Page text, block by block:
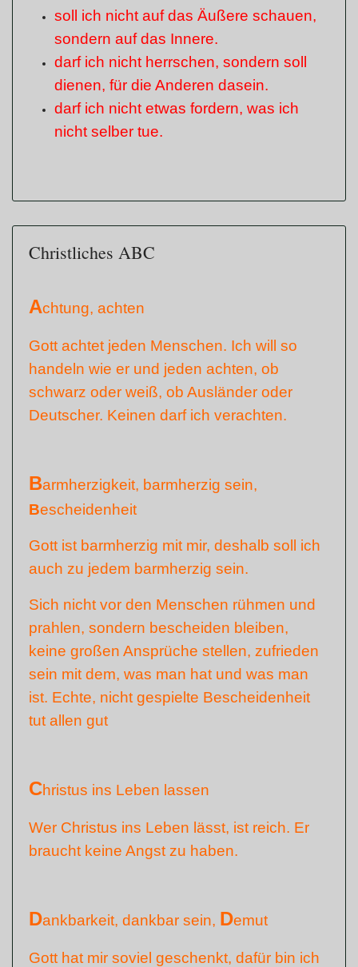
soll ich nicht auf das Äußere schauen,
sondern auf das Innere.
darf ich nicht herrschen, sondern soll
dienen, für die Anderen dasein.
darf ich nicht etwas fordern, was ich
nicht selber tue.
Christliches ABC
Achtung, achten
Gott achtet jeden Menschen. Ich will so
handeln wie er und jeden achten, ob
schwarz oder weiß, ob Ausländer oder
Deutscher. Keinen darf ich verachten.
Barmherzigkeit, barmherzig sein,
Bescheidenheit
Gott ist barmherzig mit mir, deshalb soll ich
auch zu jedem barmherzig sein.
Sich nicht vor den Menschen rühmen und
prahlen, sondern bescheiden bleiben,
keine großen Ansprüche stellen, zufrieden
sein mit dem, was man hat und was man
ist. Echte, nicht gespielte Bescheidenheit
tut allen gut
Christus ins Leben lassen
Wer Christus ins Leben lässt, ist reich. Er
braucht keine Angst zu haben.
Dankbarkeit, dankbar sein, Demut
Gott hat mir soviel geschenkt, dafür bin ich